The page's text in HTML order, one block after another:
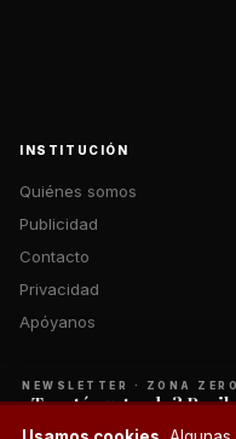
INSTITUCIÓN
Quiénes somos
Publicidad
Contacto
Privacidad
Apóyanos
© 2026 Zona Zero
NEWSLETTER · ZONA ZERO
¿Te está gustando?
correo.